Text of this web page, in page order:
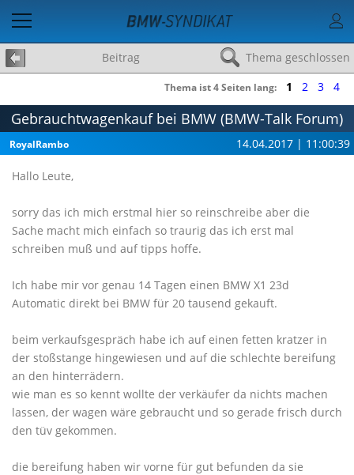
Beitrag Thema geschlossen
Thema ist 4 Seiten lang: 1 2 3 4
Gebrauchtwagenkauf bei BMW (BMW-Talk Forum)
RoyalRambo 14.04.2017 | 11:00:39
Hallo Leute,
sorry das ich mich erstmal hier so reinschreibe aber die
Sache macht mich einfach so traurig das ich erst mal
schreiben muß und auf tipps hoffe.
Ich habe mir vor genau 14 Tagen einen BMW X1 23d
Automatic direkt bei BMW für 20 tausend gekauft.
beim verkaufsgespräch habe ich auf einen fetten kratzer in
der stoßstange hingewiesen und auf die schlechte bereifung
an den hinterrädern.
wie man es so kennt wollte der verkäufer da nichts machen
lassen, der wagen wäre gebraucht und so gerade frisch durch
den tüv gekommen.
die bereifung haben wir vorne für gut befunden da sie